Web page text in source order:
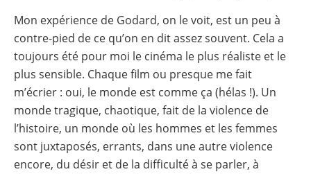
Mon expérience de Godard, on le voit, est un peu à
contre-pied de ce qu’on en dit assez souvent. Cela a
toujours été pour moi le cinéma le plus réaliste et le
plus sensible. Chaque film ou presque me fait
m’écrier : oui, le monde est comme ça (hélas !). Un
monde tragique, chaotique, fait de la violence de
l’histoire, un monde où les hommes et les femmes
sont juxtaposés, errants, dans une autre violence
encore, du désir et de la difficulté à se parler, à